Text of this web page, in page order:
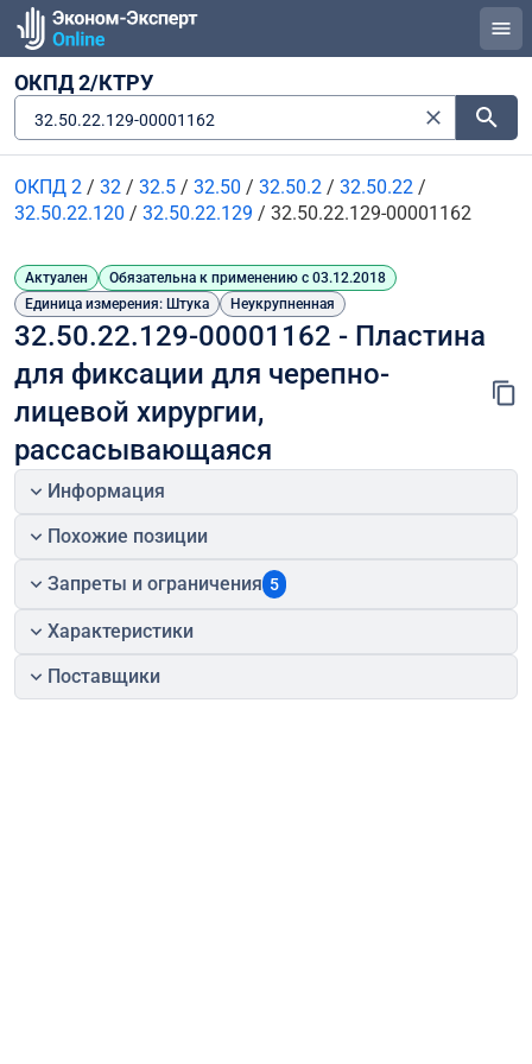
ОКПД 2/КТРУ
32.50.22.129-00001162
ОКПД 2 / 32 / 32.5 / 32.50 / 32.50.2 / 32.50.22 /
32.50.22.120 / 32.50.22.129 / 32.50.22.129-00001162
Актуален
Обязательна к применению с 03.12.2018
Единица измерения: Штука
Неукрупненная
32.50.22.129-00001162 - Пластина
для фиксации для черепно-
лицевой хирургии,
рассасывающаяся
Информация
Похожие позиции
Запреты и ограничения 5
Характеристики
Поставщики